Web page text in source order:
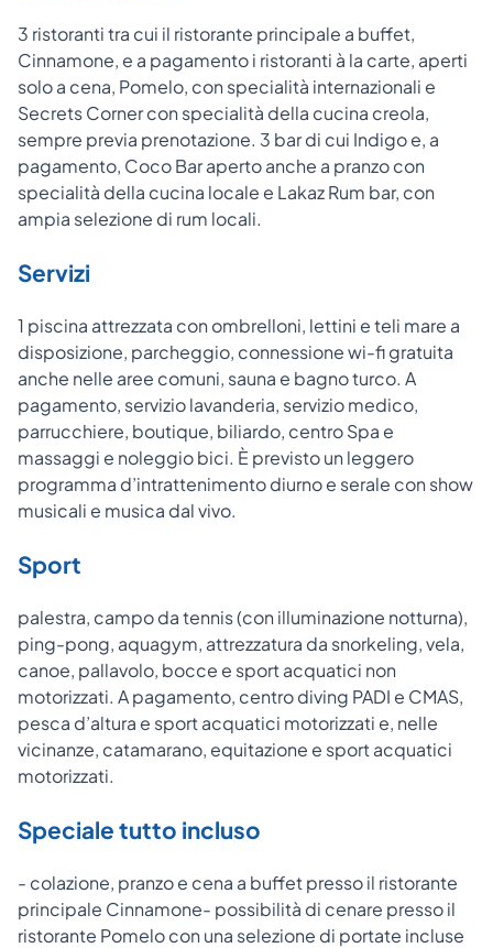
3 ristoranti tra cui il ristorante principale a buffet,
Cinnamone, e a pagamento i ristoranti à la carte, aperti
solo a cena, Pomelo, con specialità internazionali e
Secrets Corner con specialità della cucina creola,
sempre previa prenotazione. 3 bar di cui Indigo e, a
pagamento, Coco Bar aperto anche a pranzo con
specialità della cucina locale e Lakaz Rum bar, con
ampia selezione di rum locali.
Servizi
1 piscina attrezzata con ombrelloni, lettini e teli mare a
disposizione, parcheggio, connessione wi-fi gratuita
anche nelle aree comuni, sauna e bagno turco. A
pagamento, servizio lavanderia, servizio medico,
parrucchiere, boutique, biliardo, centro Spa e
massaggi e noleggio bici. È previsto un leggero
programma d’intrattenimento diurno e serale con show
musicali e musica dal vivo.
Sport
palestra, campo da tennis (con illuminazione notturna),
ping-pong, aquagym, attrezzatura da snorkeling, vela,
canoe, pallavolo, bocce e sport acquatici non
motorizzati. A pagamento, centro diving PADI e CMAS,
pesca d’altura e sport acquatici motorizzati e, nelle
vicinanze, catamarano, equitazione e sport acquatici
motorizzati.
Speciale tutto incluso
- colazione, pranzo e cena a buffet presso il ristorante
principale Cinnamone- possibilità di cenare presso il
ristorante Pomelo con una selezione di portate incluse